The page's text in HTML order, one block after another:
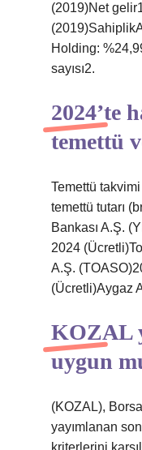
(2019)Net
Holding:
sayısı2.
2024’te
temettü
Temettü
temettü tutarı
Bankası A.Ş.
2024
A.Ş.
(Ücretli)Aygaz
KOZAL
uygun
(KOZAL),
yayımlanan
kriterlerini